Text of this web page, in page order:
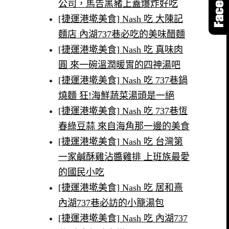
公司，馬告黑豬上蓋爆炸好吃
[捷運港墘美食] Nash 吃 大陳記
麵店 內湖737巷必吃的美味醋麵
[捷運港墘美食] Nash 吃 真味肉
圓 來一碗溫潤暖胃的四神湯吧
[捷運港墘美食] Nash 吃 737巷鍋
燒麵 狂!海鮮蔬菜湯頭是一絕
[捷運港墘美食] Nash 吃 737巷恆
春綠豆蒜 來自海角那一邊的美食
[捷運港墘美食] Nash 吃 台灣第
一家鹹酥雞沾醬雞排 上班族最愛
的國民小吃
[捷運港墘美食] Nash 吃 居和熹
內湖737巷必訪的小籠湯包
[捷運港墘美食] Nash 吃 內湖737